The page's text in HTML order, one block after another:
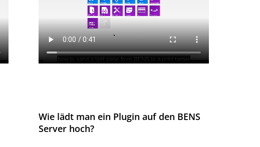
Wie lädt man ein Plugin auf den BENS
Server hoch?